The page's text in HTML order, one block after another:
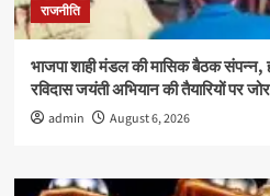
राजनीति
भाजपा शाही मंडल की मासिक बैठक
रविदास जयंती अभियान की तैयारियों पर जोर
admin August 6, 2026